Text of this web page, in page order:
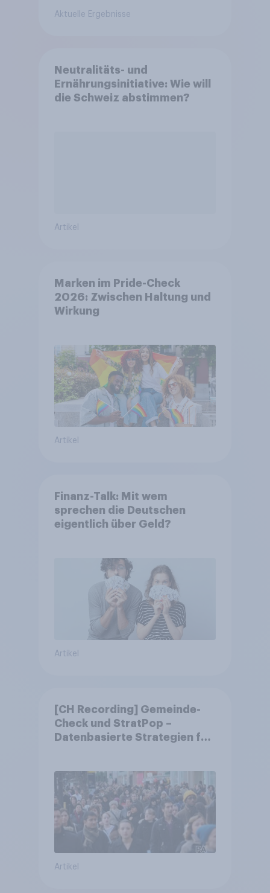
Aktuelle Ergebnisse
Neutralitäts- und
Ernährungsinitiative: Wie will
die Schweiz abstimmen?
Artikel
Marken im Pride-Check
2026: Zwischen Haltung und
Wirkung
Artikel
Finanz-Talk: Mit wem
sprechen die Deutschen
eigentlich über Geld?
Artikel
[CH Recording] Gemeinde-
Check und StratPop –
Datenbasierte Strategien für
Artikel